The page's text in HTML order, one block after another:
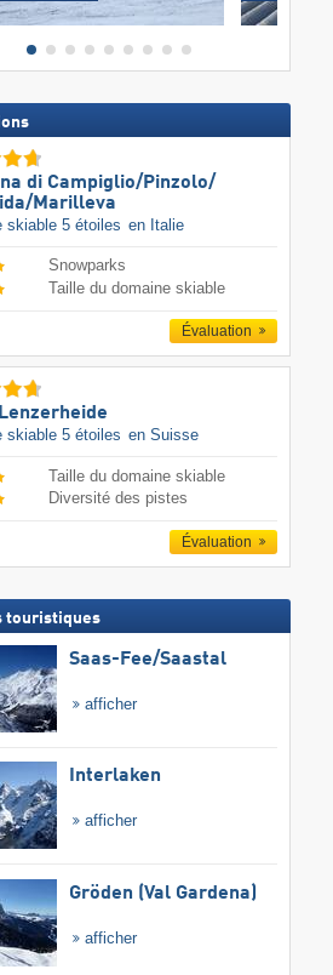
di Campiglio/​Pinzolo/​
​Marilleva
skiable 5 étoiles en Italie
Snowparks
Taille du domaine skiable
Évaluation
skiable 5 étoiles en Suisse
Taille du domaine skiable
Diversité des pistes
Évaluation
touristiques
Saas-Fee/​Saastal
afficher
Interlaken
afficher
Gröden (Val Gardena)
afficher